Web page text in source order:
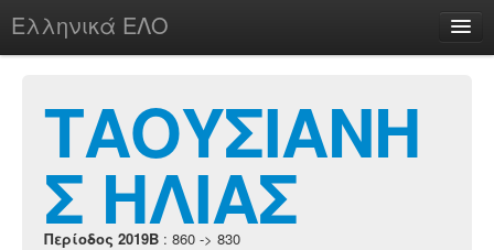
Ελληνικά ΕΛΟ
chesstu.be @ discord
Login
ΤΑΟΥΣΙΑΝΗ
Σ ΗΛΙΑΣ
Περίοδος 2019B : 860 -> 830